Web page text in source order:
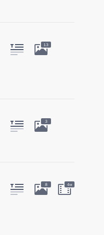
13
3
8 4м